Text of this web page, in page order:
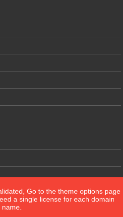
Go to the theme options page
a single license for each domain
name.